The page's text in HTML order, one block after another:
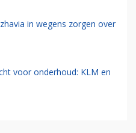
in wegens zorgen over
voor onderhoud: KLM en